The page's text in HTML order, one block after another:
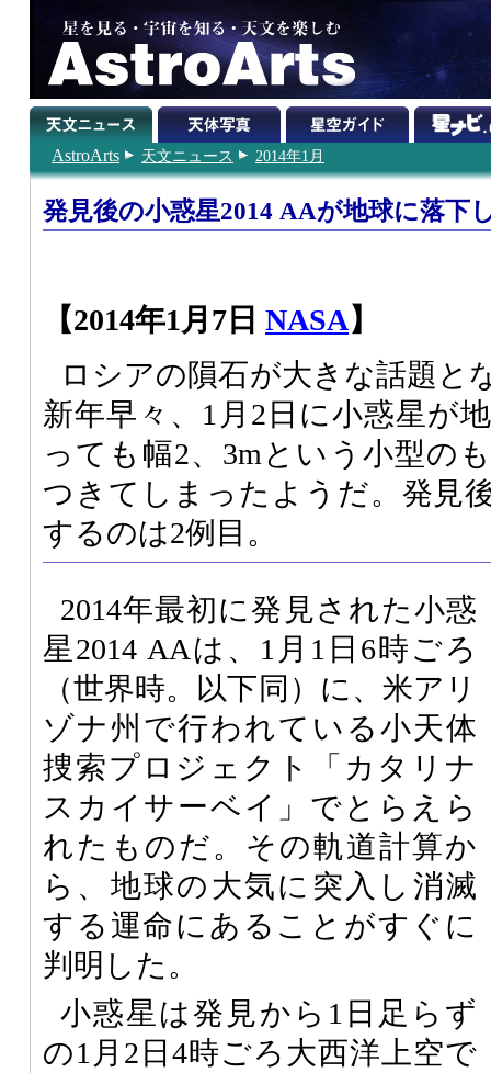
AstroArts 天文ニュース 2014年1月
発見後の小惑星2014 AAが地球に落下
【2014年1月7日 NASA】
ロシアの隕石が大きな話題と
新年早々、1月2日に小惑星が
っても幅2、3mという小型の
つきてしまったようだ。発見
するのは2例目。
2014年最初に発見された小惑
星2014 AAは、1月1日6時ごろ
（世界時。以下同）に、米アリ
ゾナ州で行われている小天体
捜索プロジェクト「カタリナ
スカイサーベイ」でとらえら
れたものだ。その軌道計算か
ら、地球の大気に突入し消滅
する運命にあることがすぐに
判明した。
小惑星は発見から1日足らず
の1月2日4時ごろ大西洋上空で